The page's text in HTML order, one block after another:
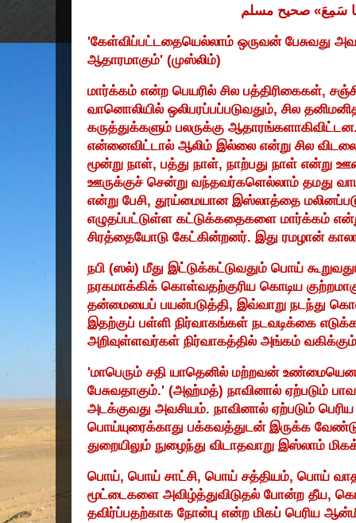
سَمِعَ» صحيح مسلم
'கேள்விப்பட்டதையெல்லாம் ஒருவன் பேசுவது
ஆதாரமாகும்' (முஸ்லிம்)
மார்க்கம் என்ற பெயரில் சில பத்திரிகைகள்,
வானொலியில் ஒலிபரப்பப்படுவதும், சில
கருத்துக்களும் பலருக்கு
என்னைவிட்டால் ஆலிம் இல்லை என்று சில
மூன்று நாள், பத்து நாள், நாற்பது நாள் என்று
ஊருக்குச் சென்று வந்தவர்களெல்லாம் தமது
என்று பேசி, தூய்மையான இஸ்லாத்தை
எழுதப்பட்டுள்ள கட்டுக்கதைகளை மார்க்கம்
சிரத்தையோடு கேட்கின்றனர். இது ரமழான்
நபி (ஸல்) மீது இட்டுக்கட்டுவதும் பொய்
நரகமாக்கிக் கொள்வதற்குரிய கொடிய
தன்மையைப் பயன்படுத்தி, இவ்வாறு நடந்து
இதற்குப் பள்ளி நிர்வாகங்கள் நடவடிக்கை
அறிவுள்ளவர்கள் நிர்வாகத்தில் அங்கம்
'மாபெரும் சதி யாதெனில் மற்றவன் உண்மையென
பேசுவதாகும்.' (அஹ்மத்) நாவினால் ஏற்படும்
அடக்குவது அவசியம். நாவினால் ஏற்படும்
பொய்யுரைக்காது பக்கவத்துடன் இருக்க
துறையிலும் நுழைந்து விடாதவாறு இஸ்லாம்
பொய், பொய் சாட்சி, பொய் சத்தியம், பொய்
மூட்டைகளை அவிழ்த்துவிடுதல் போன்ற தீய,
தவிர்ப்பதற்காக நோன்பு என்ற மிகப் பெரிய